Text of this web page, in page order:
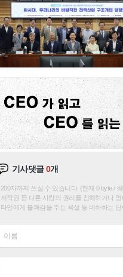
기사댓글0개
200자까지 쓰실 수 있습니다. (현재 0 byte /
저작권 등 다른 사람의 권리를 침해하거나
타인에게 불쾌감을 주는 욕설 등 비하하는